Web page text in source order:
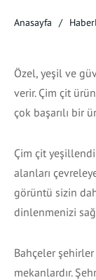
Anasayfa
Özel, yeşil ve
verir. Çim çit
çok başarılı bir
Çim çit
alanları
görüntü sizin
dinlenmenizi
Bahçeler
mekanlardır.